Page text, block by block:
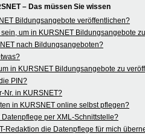
– Das müssen Sie wissen
Bildungsangebote veröffentlichen?
um in KURSNET Bildungsangebote
nach Bildungsangeboten?
in KURSNET Bildungsangebote zu
PIN?
Nr. in KURSNET?
in KURSNET online selbst pflegen?
per XML-Schnittstelle?
Redaktion die Datenpflege für mich